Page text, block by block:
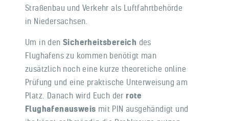
Straßenbau und Verkehr als Luftfahrtbehörde
in Niedersachsen.
Um in den Sicherheitsbereich des
Flughafens zu kommen benötigt man
zusätzlich noch eine kurze theoretiche online
Prüfung und eine praktische Unterweisung am
Platz. Danach wird Euch derrote
Flughafenausweis mit PIN ausgehändigt und